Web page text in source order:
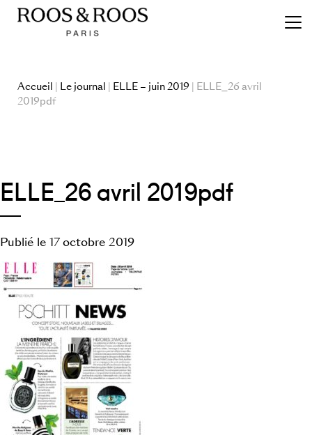
Accueil | Le journal | ELLE – juin 2019 | ELLE_26 avril
2019pdf
ELLE_26 avril 2019pdf
Publié le 17 octobre 2019